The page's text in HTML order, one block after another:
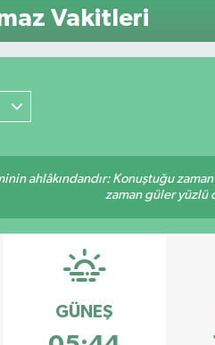
Vakitleri
ahlâkındandır: Konuştuğu
zaman güler yüzlü
GÜNEŞ